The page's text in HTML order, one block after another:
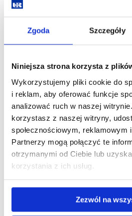
Zgoda Szczegóły
Niniejsza strona korzysta z
Wykorzystujemy pliki cookie do
i reklam, aby oferować funkcje
analizować ruch w naszej
korzystasz z naszej witryny,
społecznościowym, reklamowym
Partnerzy mogą połączyć te
otrzymanymi od Ciebie lub
korzystania z ich usług.
Zezwól na
Magnetic Resonance Imaging
Atamaniuk V, Jun Chen, Obrzut
Pozaruk A, Obrzut B, Domka W,
Custom Driver Design and
Reports 14, Article number: 24496
11.Urbanik A, Kucybała I, Guła P,
Changes Occur In The Brain Of
Resonance Imaging And Proton
Spectroscopy Study. Applied
1882.
12.
Urbanik A, Guz W, Guła P,
„Ocena zmian składu
wysokogórskich w technice
rezonansu magnetycznego”.
(vol. 12), 3, s. 251-256.